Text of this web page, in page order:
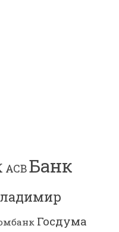
АСВБанк
Госдума